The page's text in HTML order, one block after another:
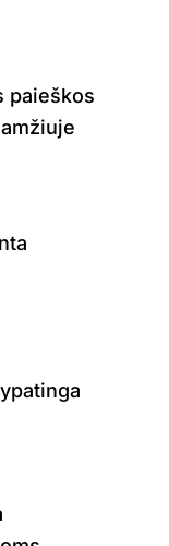
paieškos